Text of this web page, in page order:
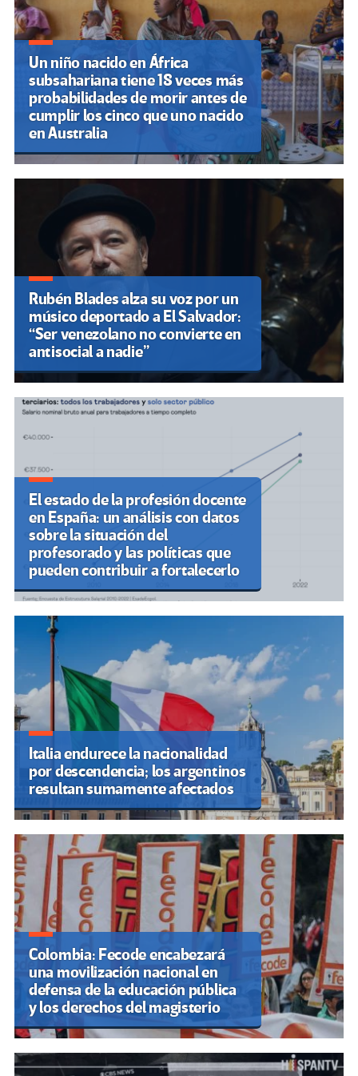
Un niño nacido en África
subsahariana tiene 18 veces más
probabilidades de morir antes de
cumplir los cinco que uno nacido
en Australia
Rubén Blades alza su voz por un
músico deportado a El Salvador:
“Ser venezolano no convierte en
antisocial a nadie”
El estado de la profesión docente
en España: un análisis con datos
sobre la situación del
profesorado y las políticas que
pueden contribuir a fortalecerlo
Italia endurece la nacionalidad
por descendencia; los argentinos
resultan sumamente afectados
Colombia: Fecode encabezará
una movilización nacional en
defensa de la educación pública
y los derechos del magisterio